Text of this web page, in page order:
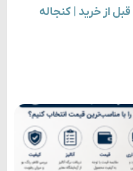
از خرید | کنجاله